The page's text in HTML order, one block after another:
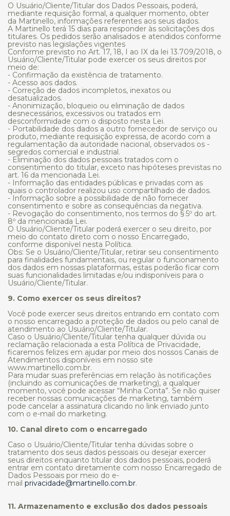
O Usuário/Cliente/Titular dos Dados Pessoais, poderá,
mediante requisição formal, a qualquer momento, obter
da Martinello, informações referentes aos seus dados.
A Martinello terá 15 dias para responder às solicitações dos
titulares. Os pedidos serão analisados e atendidos conforme
previsto nas legislações vigentes
Conforme previsto no Art. 17, 18, I ao IX da lei 13.709/2018, o
Usuário/Cliente/Titular pode exercer os seus direitos por
meio de:
- Confirmação da existência de tratamento.
- Acesso aos dados.
- Correção de dados incompletos, inexatos ou
desatualizados.
- Anonimização, bloqueio ou eliminação de dados
desnecessários, excessivos ou tratados em
desconformidade com o disposto nesta Lei.
- Portabilidade dos dados a outro fornecedor de serviço ou
produto, mediante requisição expressa, de acordo com a
regulamentação da autoridade nacional, observados os -
segredos comercial e industrial.
- Eliminação dos dados pessoais tratados com o
consentimento do titular, exceto nas hipóteses previstas no
art. 16 da mencionada Lei.
- Informação das entidades públicas e privadas com as
quais o controlador realizou uso compartilhado de dados.
- Informação sobre a possibilidade de não fornecer
consentimento e sobre as consequências da negativa.
- Revogação do consentimento, nos termos do § 5º do art.
8º da mencionada Lei.
O Usuário/Cliente/Titular poderá exercer o seu direito, por
meio do contato direto com o nosso Encarregado,
conforme disponível nesta Política.
Obs: Se o Usuário/Cliente/Titular, retirar seu consentimento
para finalidades fundamentais, ou regular o funcionamento
dos dados em nossas plataformas, estas poderão ficar com
suas funcionalidades limitadas e/ou indisponíveis para o
Usuário/Cliente/Titular.
9. Como exercer os seus direitos?
Você pode exercer seus direitos entrando em contato com
o nosso encarregado a proteção de dados ou pelo canal de
atendimento ao Usuário/Cliente/Titular.
Caso o Usuário/Cliente/Titular tenha qualquer dúvida ou
reclamação relacionada a esta Política de Privacidade,
ficaremos felizes em ajudar por meio dos nossos Canais de
Atendimentos disponíveis em nosso site
www.martinello.com.br.
Para mudar suas preferências em relação às notificações
(incluindo as comunicações de marketing), a qualquer
momento, você pode acessar “Minha Conta”. Se não quiser
receber nossas comunicações de marketing, também
pode cancelar a assinatura clicando no link enviado junto
com o e-mail do marketing.
10. Canal direto com o encarregado
Caso o Usuário/Cliente/Titular tenha dúvidas sobre o
tratamento dos seus dados pessoais ou desejar exercer
seus direitos enquanto titular dos dados pessoais, poderá
entrar em contato diretamente com nosso Encarregado de
Dados Pessoais por meio do e-
mail privacidade@martinello.com.br.
11. Armazenamento e exclusão dos dados pessoais